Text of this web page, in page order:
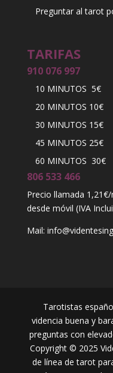
Preguntar al tarot
TARIFAS
910 076 997
10 MINUTOS 5€
20 MINUTOS 10€
30 MINUTOS 15€
45 MINUTOS 25€
60 MINUTOS 30€
806 533 466
Precio llamada
desde móvil (IVA
Mail:
Tarotistas
videncia buena y
preguntas con
Copyright © 2025
de línea de tarot